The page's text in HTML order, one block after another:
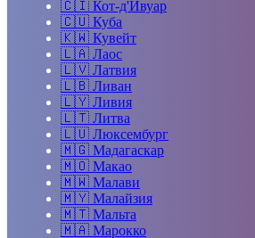
🇨🇮 Кот-д'Ивуар
🇨🇺 Куба
🇰🇼 Кувейт
🇱🇦 Лаос
🇱🇻 Латвия
🇱🇧 Ливан
🇱🇾 Ливия
🇱🇹 Литва
🇱🇺 Люксембург
🇲🇬 Мадагаскар
🇲🇴 Макао
🇲🇼 Малави
🇲🇾 Малайзия
🇲🇹 Мальта
🇲🇦 Марокко